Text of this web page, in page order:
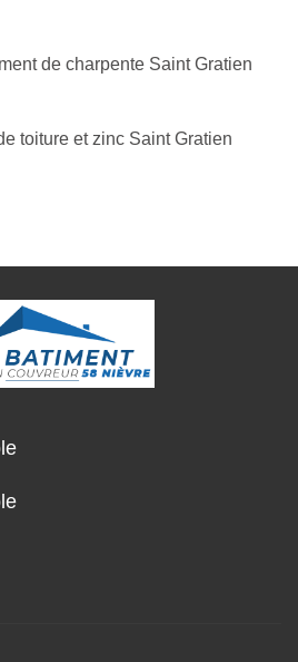
de charpente Saint Gratien
toiture et zinc Saint Gratien